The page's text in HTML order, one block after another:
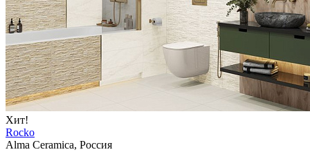
Хит!
Rocko
Alma Ceramica, Россия